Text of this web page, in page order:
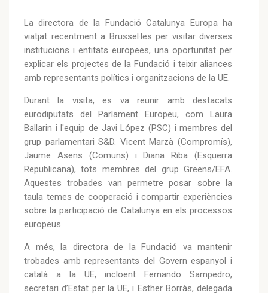
La directora de la Fundació Catalunya Europa ha
viatjat recentment a Brussel·les per visitar diverses
institucions i entitats europees, una oportunitat per
explicar els projectes de la Fundació i teixir aliances
amb representants polítics i organitzacions de la UE.
Durant la visita, es va reunir amb destacats
eurodiputats del Parlament Europeu, com Laura
Ballarin i l'equip de Javi López (PSC) i membres del
grup parlamentari S&D. Vicent Marzà (Compromís),
Jaume Asens (Comuns) i Diana Riba (Esquerra
Republicana), tots membres del grup Greens/EFA.
Aquestes trobades van permetre posar sobre la
taula temes de cooperació i compartir experiències
sobre la participació de Catalunya en els processos
europeus.
A més, la directora de la Fundació va mantenir
trobades amb representants del Govern espanyol i
català a la UE, incloent Fernando Sampedro,
secretari d’Estat per la UE, i Esther Borràs, delegada